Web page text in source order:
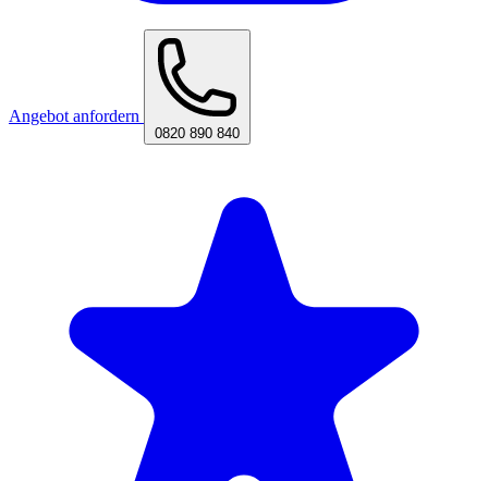
Angebot anfordern
0820 890 840